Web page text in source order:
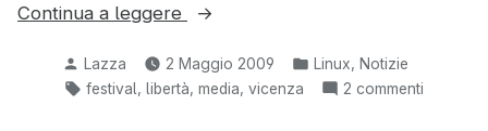
Continua a leggere
“Festival
libertà
digitali
Pubblicato
da
Lazza 2 Maggio 2009
Pubblicato
in:
Linux
Notizie
Tag:
festival libertà media vicenza 2 commenti